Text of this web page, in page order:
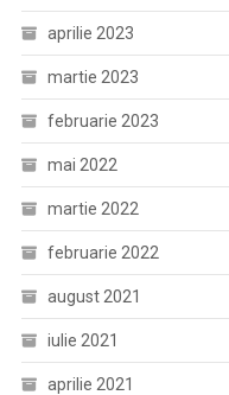
aprilie 2023
martie 2023
februarie 2023
mai 2022
martie 2022
februarie 2022
august 2021
iulie 2021
aprilie 2021